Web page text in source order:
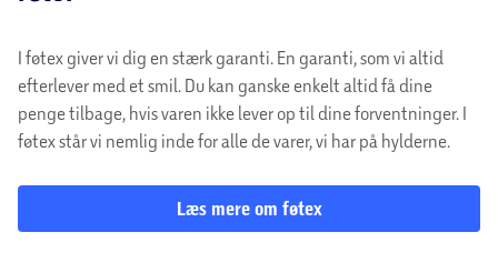
I føtex giver vi dig en stærk garanti. En garanti, som vi altid
efterlever med et smil. Du kan ganske enkelt altid få dine
penge tilbage, hvis varen ikke lever op til dine forventninger. I
føtex står vi nemlig inde for alle de varer, vi har på hylderne.
Læs mere om føtex